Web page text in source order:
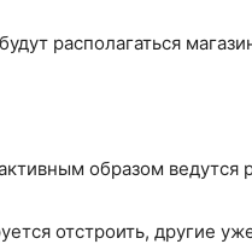
располагаться
образом ведутся
отстроить, другие